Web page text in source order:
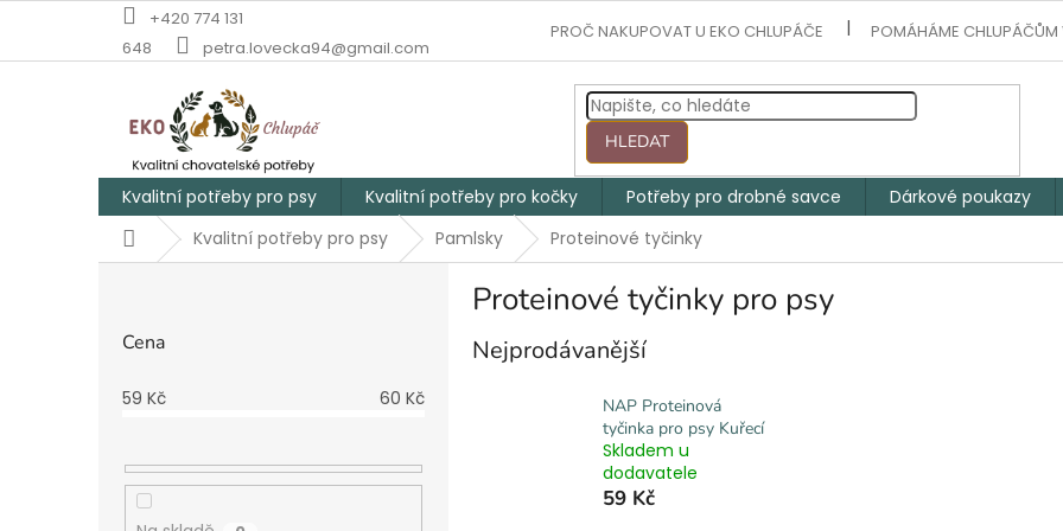
obsah
+420 774 131
648
petra.lovecka94@gmail.com
PROČ NAKUPOVAT U EKO CHLUPÁČE POMÁHÁME CHLUPÁČŮM
HLEDAT
Kvalitní potřeby pro psy Kvalitní potřeby pro kočky Potřeby pro drobné savce Dárkové poukazy
DomůKvalitní potřeby pro psy Pamlsky Proteinové tyčinky
Cena
59 Kč 60 Kč
Proteinové tyčinky pro psy
Nejprodávanější
NAP Proteinová
tyčinka pro psy Kuřecí
Skladem u
dodavatele
59 Kč